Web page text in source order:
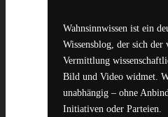
Wahnsinnwissen ist ein
Wissensblog, der sich der
Vermittlung
Bild und Video widmet.
unabhängig – ohne
Initiativen oder Parteien.